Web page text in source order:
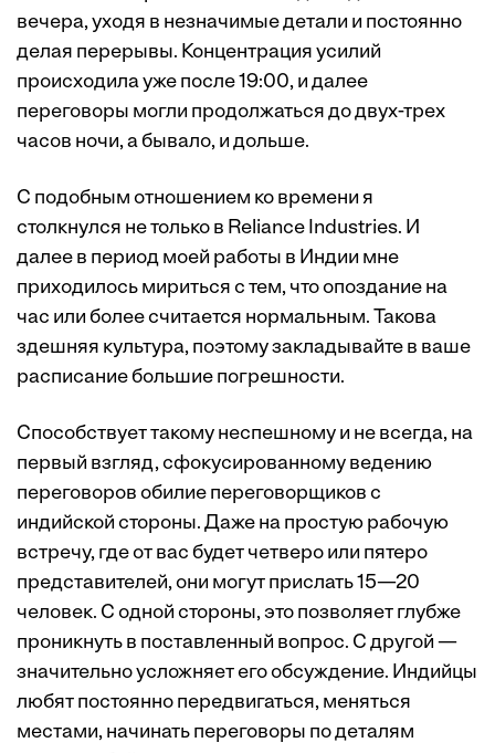
вечера, уходя в незначимые детали и постоянно
делая перерывы. Концентрация усилий
происходила уже после 19:00, и далее
переговоры могли продолжаться до двух-трех
часов ночи, а бывало, и дольше.
С подобным отношением ко времени я
столкнулся не только в Reliance Industries. И
далее в период моей работы в Индии мне
приходилось мириться с тем, что опоздание на
час или более считается нормальным. Такова
здешняя культура, поэтому закладывайте в ваше
расписание большие погрешности.
Способствует такому неспешному и не всегда, на
первый взгляд, сфокусированному ведению
переговоров обилие переговорщиков с
индийской стороны. Даже на простую рабочую
встречу, где от вас будет четверо или пятеро
представителей, они могут прислать 15—20
человек. С одной стороны, это позволяет глубже
проникнуть в поставленный вопрос. С другой —
значительно усложняет его обсуждение. Индийцы
любят постоянно передвигаться, меняться
местами, начинать переговоры по деталям